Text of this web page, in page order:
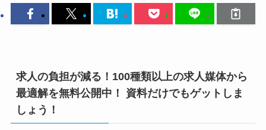
求人の負担が減る！100種類以上の求人媒体から
最適解を無料公開中！ 資料だけでもゲットしま
しょう！